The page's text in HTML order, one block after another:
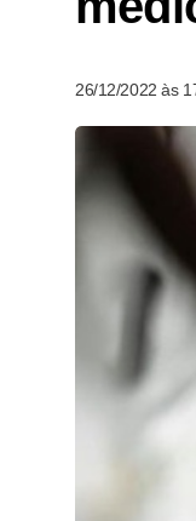
26/12/2022 às